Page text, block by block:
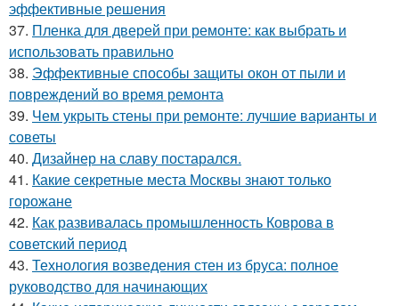
эффективные решения
37. Пленка для дверей при ремонте: как выбрать и
использовать правильно
38. Эффективные способы защиты окон от пыли и
повреждений во время ремонта
39. Чем укрыть стены при ремонте: лучшие варианты и
советы
40. Дизайнер на славу постарался.
41. Какие секретные места Москвы знают только
горожане
42. Как развивалась промышленность Коврова в
советский период
43. Технология возведения стен из бруса: полное
руководство для начинающих